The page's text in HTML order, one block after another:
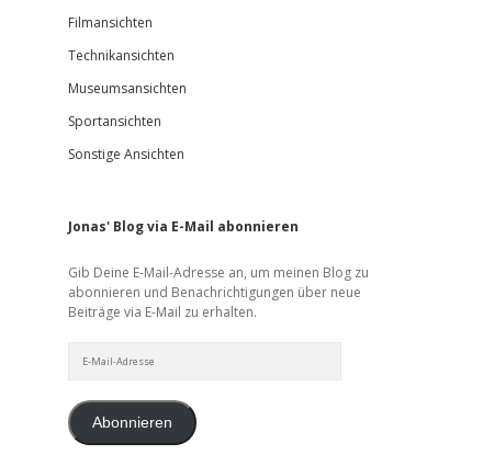
Filmansichten
Technikansichten
Museumsansichten
Sportansichten
Sonstige Ansichten
Jonas' Blog via E-Mail abonnieren
Gib Deine E-Mail-Adresse an, um meinen Blog zu
abonnieren und Benachrichtigungen über neue
Beiträge via E-Mail zu erhalten.
Mail-
Abonnieren